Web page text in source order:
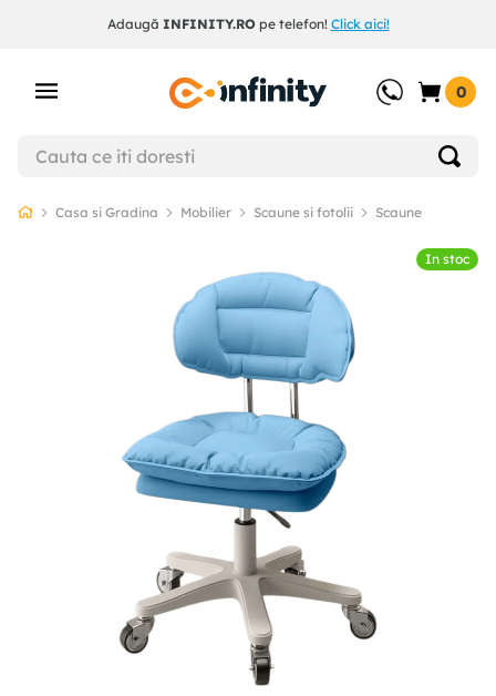
Adaugă INFINITY.ROpe telefon! Click aici!
0
Casa si Gradina Mobilier Scaune si fotolii Scaune
In stoc